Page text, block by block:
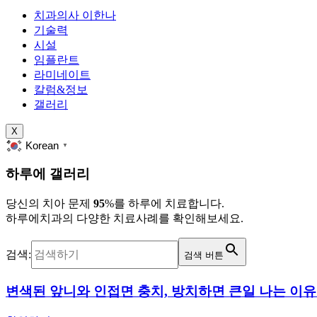
치과의사 이한나
기술력
시설
임플란트
라미네이트
칼럼&정보
갤러리
X
Korean ▼
하루에 갤러리
당신의 치아 문제 95%를 하루에 치료합니다.
하루에치과의 다양한 치료사례를 확인해보세요.
검색: 검색 버튼
변색된 앞니와 인접면 충치, 방치하면 큰일 나는 이